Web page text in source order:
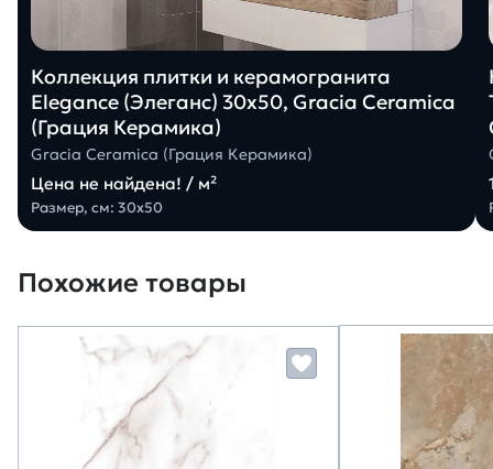
Коллекция плитки и керамогранита
Elegance (Элеганс) 30х50, Gracia Ceramica
(Грация Керамика)
Gracia Ceramica (Грация Керамика)
Цена не найдена! / м²
Размер, см: 30х50
Похожие товары